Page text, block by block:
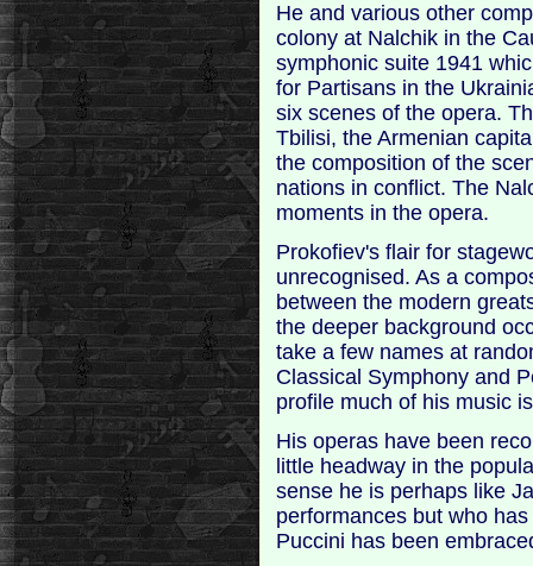
He and various other
colony at Nalchik in the
symphonic suite 1941
for Partisans in the
six scenes of the opera.
Tbilisi, the Armenian
the composition of the
nations in conflict. The
moments in the opera.
Prokofiev's flair for
unrecognised. As a
between the modern
the deeper background
take a few names at
Classical Symphony and
profile much of his music
His operas have been
little headway in the
sense he is perhaps like
performances but who
Puccini has been